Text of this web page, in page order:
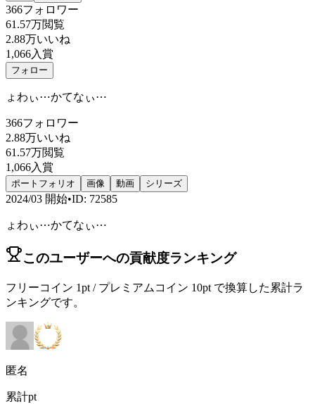
366フォロワー
61.57万閲覧
2.88万いいね
1,066入賞
フォロー
ょわぃ⋯かてなぃ⋯
366フォロワー
2.88万いいね
61.57万閲覧
1,066入賞
ポートフォリオ 画像 動画 シリーズ
2024/03 開始•ID: 72585
ょわぃ⋯かてなぃ⋯
このユーザーへの貢献度ランキング
フリーコイン 1pt / プレミアムコイン 10pt で換算した累計ラ
ンキングです。
匿名
累計pt